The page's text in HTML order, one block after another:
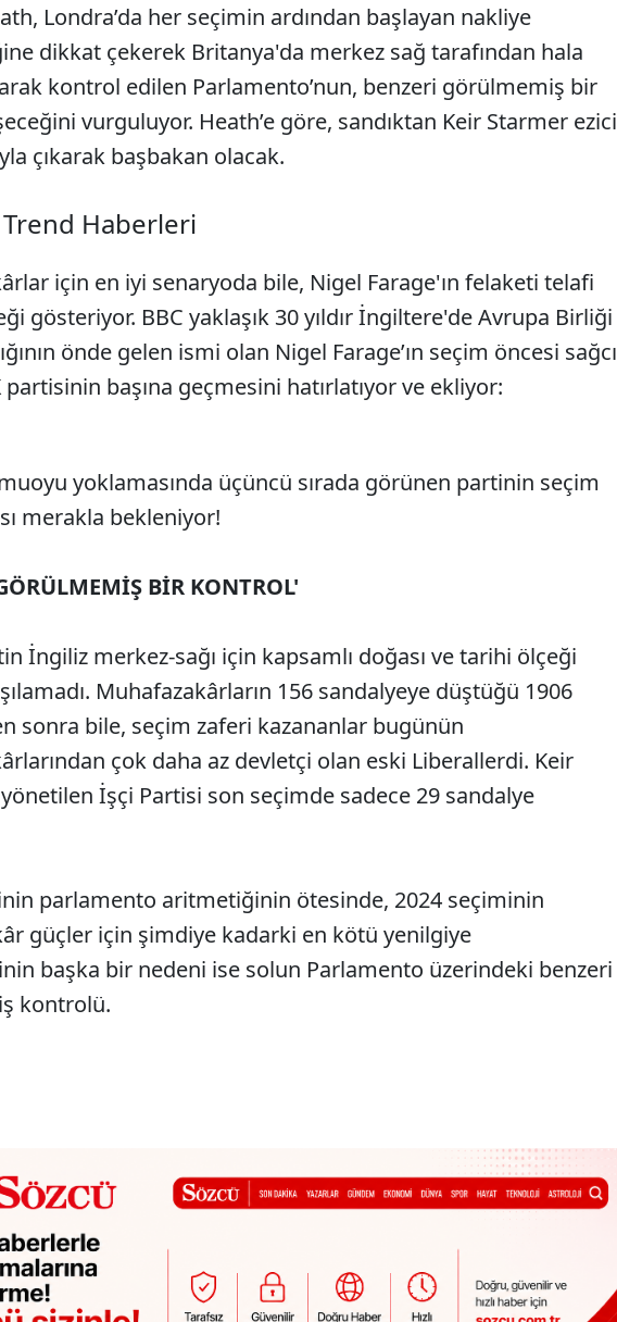
Londra’da her seçimin ardından başlayan nakliye
dikkat çekerek Britanya'da merkez sağ tarafından hala
kontrol edilen Parlamento’nun, benzeri görülmemiş bir
vurguluyor. Heath’e göre, sandıktan Keir Starmer ezici
çıkarak başbakan olacak.
Haberleri
Sesi Aç
için en iyi senaryoda bile, Nigel Farage'ın felaketi telafi
gösteriyor. BBC yaklaşık 30 yıldır İngiltere'de Avrupa Birliği
önde gelen ismi olan Nigel Farage’ın seçim öncesi sağcı
başına geçmesini hatırlatıyor ve ekliyor:
yoklamasında üçüncü sırada görünen partinin seçim
merakla bekleniyor!
BİR KONTROL'
İngiliz merkez-sağı için kapsamlı doğası ve tarihi ölçeği
Muhafazakârların 156 sandalyeye düştüğü 1906
sonra bile, seçim zaferi kazananlar bugünün
çok daha az devletçi olan eski Liberallerdi. Keir
İşçi Partisi son seçimde sadece 29 sandalye
parlamento aritmetiğinin ötesinde, 2024 seçiminin
güçler için şimdiye kadarki en kötü yenilgiye
başka bir nedeni ise solun Parlamento üzerindeki benzeri
kontrolü.